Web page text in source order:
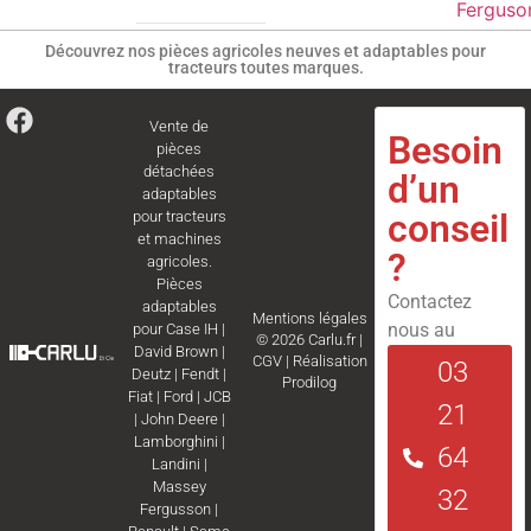
Découvrez nos pièces agricoles neuves et adaptables pour
tracteurs toutes marques.
Vente de
pièces
détachées
adaptables
pour tracteurs
et machines
agricoles.
Pièces
adaptables
pourCase IH |
David Brown|
Deutz | Fendt |
Fiat| Ford| JCB
| John Deere|
Lamborghini |
Landini |
Massey
Fergusson |
Mentions légales
© 2026 Carlu.fr |
CGV| Réalisation
Prodilog
Besoin
d’un
conseil
?
Contactez
nous au
03
21
64
32